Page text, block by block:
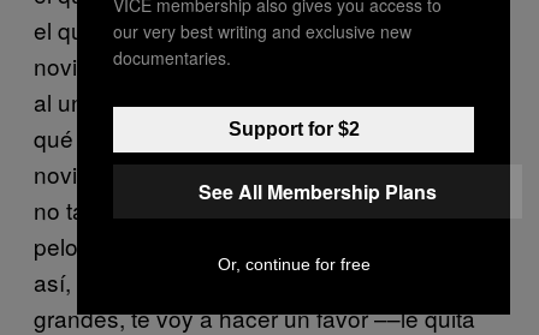
el que lleva la pistola, dice me late que son
novios y no quieren decirlo y ellos responden
al unísono que no, que no son novios, y por
qué pregunta el ratero ––por qué no son
novios si él no está tan feo, dice, es feo pero
no tanto, y estarías mejor si te cortaras ese
pelo, es de los setentas, ya nadie usa el pelo
así, le dice, y también esos lentes tan
grandes, te voy a hacer un favor ––le quita
our very best writing and exclusive new
documentaries.
Support for $2
See All Membership Plans
Or, continue for free